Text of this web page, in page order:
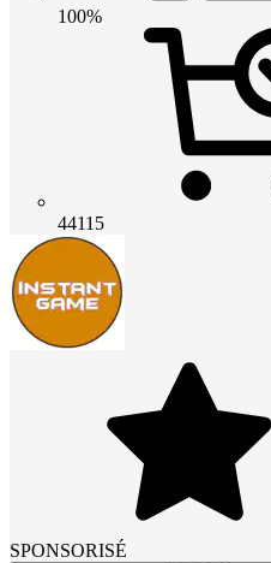
100%
44115
SPONSORISÉ